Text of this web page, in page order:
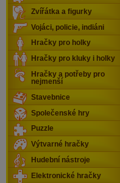
Zvířátka a figurky
Vojáci, policie, indiáni
Hračky pro holky
Hračky pro kluky i holky
Hračky a potřeby pro
nejmenší
Stavebnice
Společenské hry
Puzzle
Výtvarné hračky
Hudební nástroje
Elektronické hračky